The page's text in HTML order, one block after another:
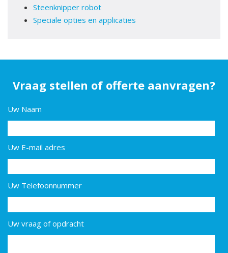
Steenknipper robot
Speciale opties en applicaties
Vraag stellen of offerte aanvragen?
Uw Naam
Uw E-mail adres
Uw Telefoonnummer
Uw vraag of opdracht